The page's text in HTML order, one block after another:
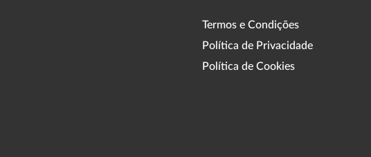
Termos e Condições
Política de Privacidade
Política de Cookies